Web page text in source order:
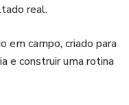
real.
em campo, criado para
e construir uma rotina